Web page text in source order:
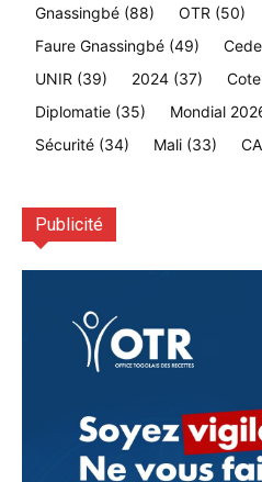
Gnassingbé (88) OTR (50)
Faure Gnassingbé (49)
UNIR (39) 2024 (37)
Diplomatie (35) Mondial
Sécurité (34) Mali (33)
Publicité